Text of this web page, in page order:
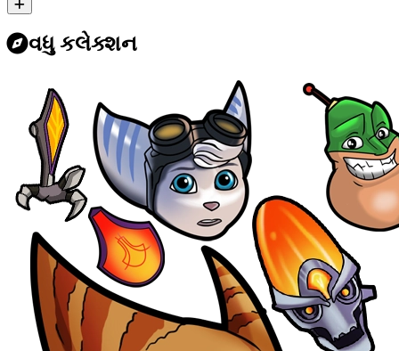
વધુ કલેક્શન